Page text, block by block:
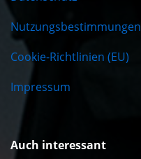
Nutzungsbestimmungen
Cookie-Richtlinien (EU)
Impressum
Auch interessant